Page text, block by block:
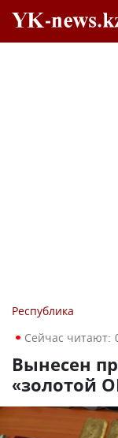
Республика
Сейчас читают:
Вынесен
«золотой